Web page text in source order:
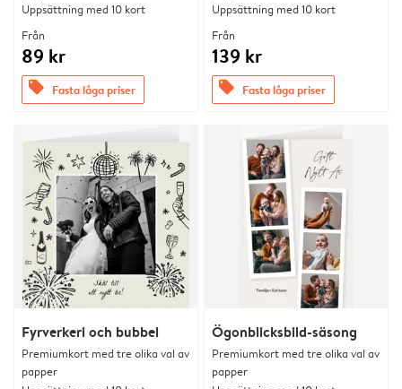
Uppsättning med 10 kort
Från
89 kr
offers Fasta låga priser
Uppsättning med 10 kort
Från
139 kr
offers Fasta låga priser
Fyrverkeri och bubbel
Premiumkort med tre olika val av
papper
Ögonblicksbild-säsong
Premiumkort med tre olika val av
papper